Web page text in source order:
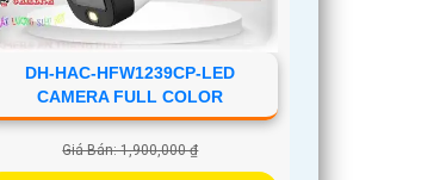
DH-HAC-HFW1239CP-LED
CAMERA FULL COLOR
Giá Bán: 1,900,000 ₫